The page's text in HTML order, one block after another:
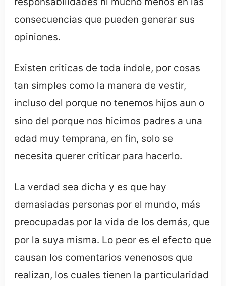
consecuencias que pueden generar sus
opiniones.
Existen criticas de toda índole, por cosas
tan simples como la manera de vestir,
incluso del porque no tenemos hijos aun o
sino del porque nos hicimos padres a una
edad muy temprana, en fin, solo se
necesita querer criticar para hacerlo.
La verdad sea dicha y es que hay
demasiadas personas por el mundo, más
preocupadas por la vida de los demás, que
por la suya misma. Lo peor es el efecto que
causan los comentarios venenosos que
realizan, los cuales tienen la particularidad